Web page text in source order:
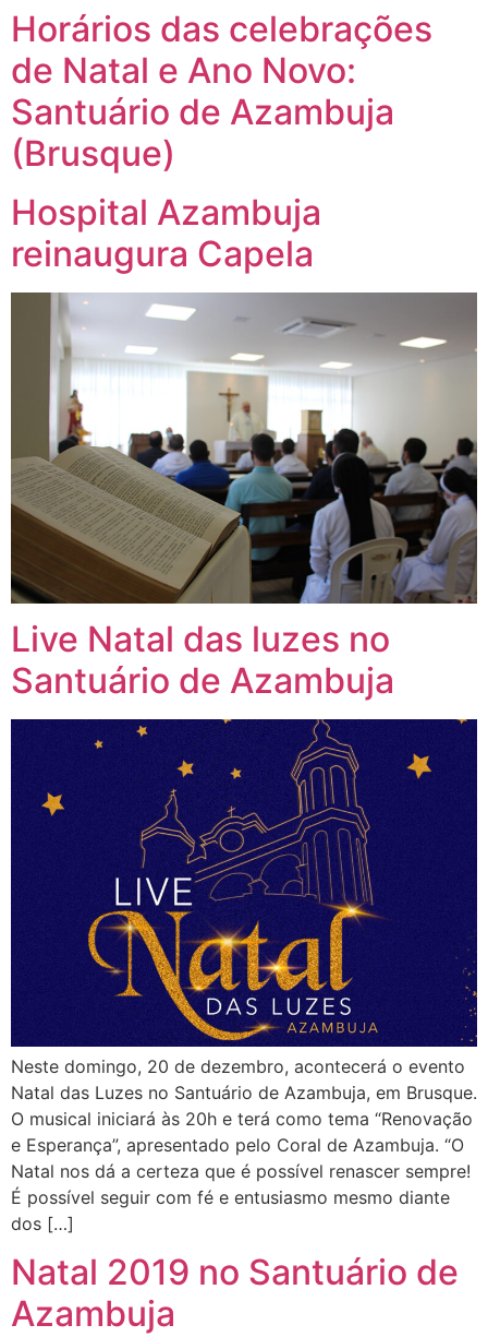
Horários das celebrações
de Natal e Ano Novo:
Santuário de Azambuja
(Brusque)
Hospital Azambuja
reinaugura Capela
Live Natal das luzes no
Santuário de Azambuja
Neste domingo, 20 de dezembro, acontecerá o evento
Natal das Luzes no Santuário de Azambuja, em Brusque.
O musical iniciará às 20h e terá como tema “Renovação
e Esperança”, apresentado pelo Coral de Azambuja. “O
Natal nos dá a certeza que é possível renascer sempre!
É possível seguir com fé e entusiasmo mesmo diante
dos […]
Natal 2019 no Santuário de
Azambuja